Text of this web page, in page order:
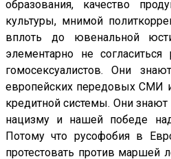
образования, качество
культуры, мнимой
вплоть до ювенальной
элементарно не
гомосексуалистов. Они
европейских передовых СМИ
кредитной системы. Они
нацизму и нашей победе
Потому что русофобия в
протестовать против маршей